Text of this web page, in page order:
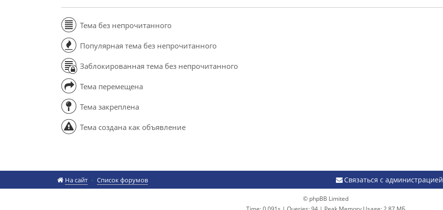
Тема без непрочитанного
Популярная тема без непрочитанного
Заблокированная тема без непрочитанного
Тема перемещена
Тема закреплена
Тема создана как объявление
На сайт Список форумов Связаться с администрацией
© phpBB Limited